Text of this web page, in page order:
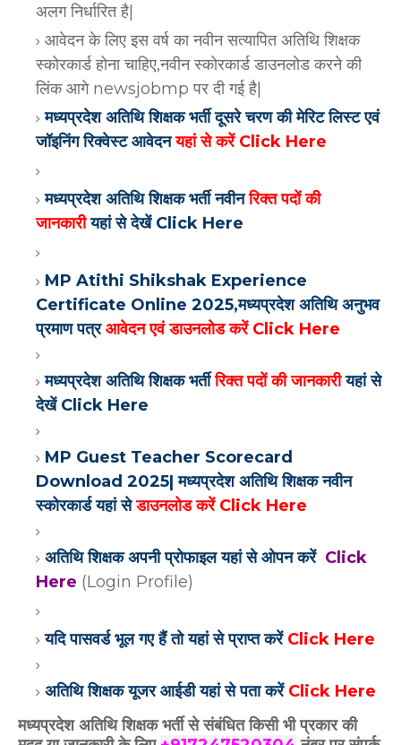
अलग निर्धारित है|
आवेदन के लिए इस वर्ष का नवीन सत्यापित अतिथि शिक्षक
स्कोरकार्ड होना चाहिए,नवीन स्कोरकार्ड डाउनलोड करने की
लिंक आगे newsjobmp पर दी गई है|
मध्यप्रदेश अतिथि शिक्षक भर्ती दूसरे चरण की मेरिट लिस्ट एवं
जॉइनिंग रिक्वेस्ट आवेदनयहां से करें Click Here
मध्यप्रदेश अतिथि शिक्षक भर्ती नवीनरिक्त पदों की
जानकारीयहां से देखें Click Here
MP Atithi Shikshak Experience
Certificate Online 2025,मध्यप्रदेश अतिथि अनुभव
प्रमाण पत्रआवेदन एवं डाउनलोड करें Click Here
मध्यप्रदेश अतिथि शिक्षक भर्तीरिक्त पदों की जानकारीयहां से
देखें Click Here
MP Guest Teacher Scorecard
Download 2025| मध्यप्रदेश अतिथि शिक्षक नवीन
स्कोरकार्ड यहां सेडाउनलोड करें Click Here
अतिथि शिक्षक अपनी प्रोफाइल यहां से ओपन करें Click
Here (Login Profile)
यदि पासवर्ड भूल गए हैं तो यहां से प्राप्त करें Click Here
अतिथि शिक्षक यूजर आईडी यहां से पता करें Click Here
मध्यप्रदेश अतिथि शिक्षक भर्ती से संबंधित किसी भी प्रकार की